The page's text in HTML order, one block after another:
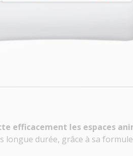
efficacement les espaces
longue durée, grâce à sa